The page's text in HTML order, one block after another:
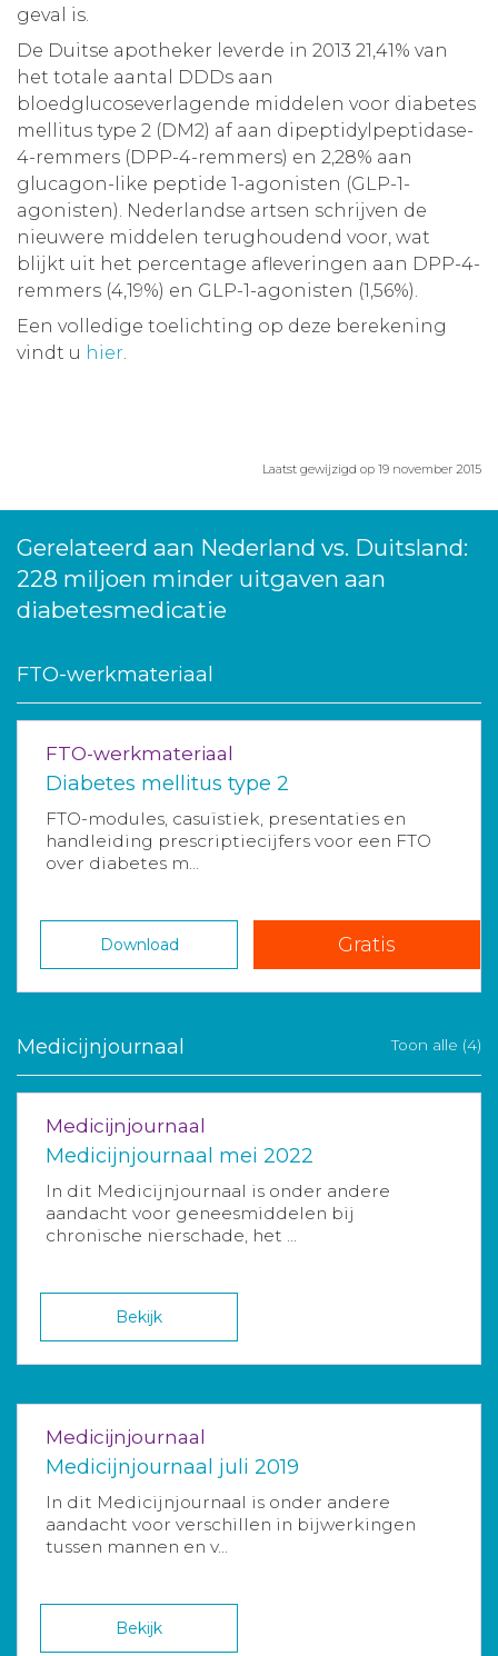
geval is.
De Duitse apotheker leverde in 2013 21,41% van
het totale aantal DDDs aan
bloedglucoseverlagende middelen voor diabetes
mellitus type 2 (DM2) af aan dipeptidylpeptidase-
4-remmers (DPP-4-remmers) en 2,28% aan
glucagon-like peptide 1-agonisten (GLP-1-
agonisten). Nederlandse artsen schrijven de
nieuwere middelen terughoudend voor, wat
blijkt uit het percentage afleveringen aan DPP-4-
remmers (4,19%) en GLP-1-agonisten (1,56%).
Een volledige toelichting op deze berekening
vindt u hier.
Laatst gewijzigd op 19 november 2015
Gerelateerd aan Nederland vs. Duitsland:
228 miljoen minder uitgaven aan
diabetesmedicatie
FTO-werkmateriaal
FTO-werkmateriaal
Diabetes mellitus type 2
FTO-modules, casuïstiek, presentaties en
handleiding prescriptiecijfers voor een FTO
over diabetes m...
Download Gratis
Medicijnjournaal Toon alle (4)
Medicijnjournaal
Medicijnjournaal mei 2022
In dit Medicijnjournaal is onder andere
aandacht voor geneesmiddelen bij
chronische nierschade, het ...
Bekijk
Medicijnjournaal
Medicijnjournaal juli 2019
In dit Medicijnjournaal is onder andere
aandacht voor verschillen in bijwerkingen
tussen mannen en v...
Bekijk